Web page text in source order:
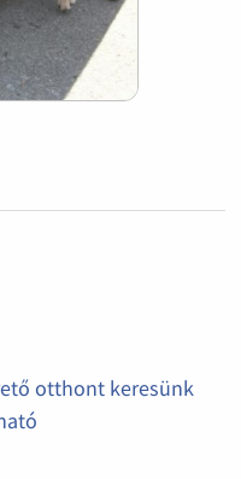
otthont keresünk